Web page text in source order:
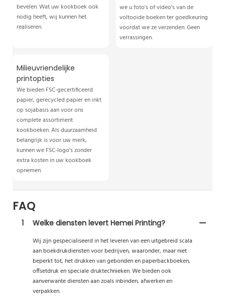
bevelen. Wat uw kookboek ook
nodig heeft, wij kunnen het
realiseren.
we u foto's of video's van de
voltooide boeken ter goedkeuring
voordat we ze verzenden. Geen
verrassingen.
Milieuvriendelijke
printopties
We bieden FSC-gecertificeerd
papier, gerecycled papier en inkt
op sojabasis aan voor ons
complete assortiment
kookboeken. Als duurzaamheid
belangrijk is voor uw merk,
kunnen we FSC-logo's zonder
extra kosten in uw kookboek
opnemen.
FAQ
1
Welke diensten levert Hemei Printing?
Wij zijn gespecialiseerd in het leveren van een uitgebreid scala
aan boekdrukdiensten voor bedrijven, waaronder, maar niet
beperkt tot, het drukken van gebonden en paperbackboeken,
offsetdruk en speciale druktechnieken. We bieden ook
aanverwante diensten aan zoals inbinden, afwerken en
verpakken.